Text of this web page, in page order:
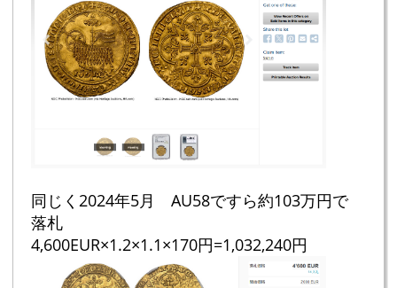
同じく2024年5月 AU58ですら約103万円で
落札
4,600EUR×1.2×1.1×170円=1,032,240円